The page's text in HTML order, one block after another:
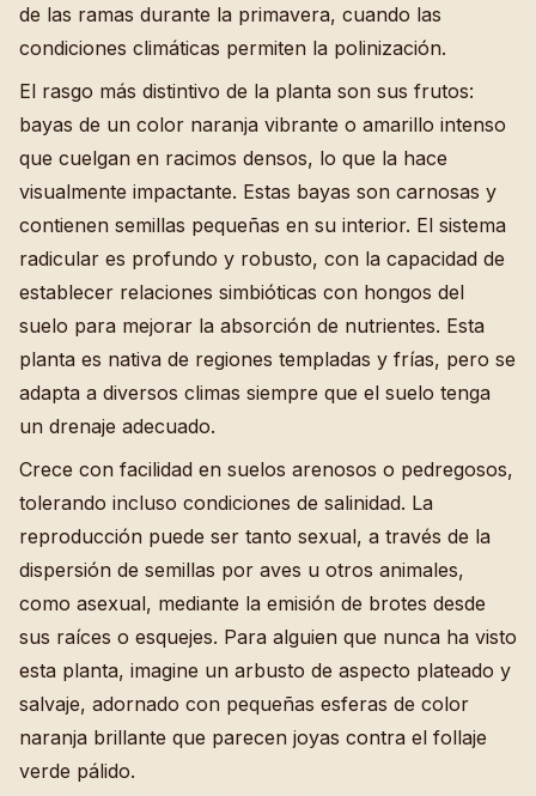
de las ramas durante la primavera, cuando las
condiciones climáticas permiten la polinización.
El rasgo más distintivo de la planta son sus frutos:
bayas de un color naranja vibrante o amarillo intenso
que cuelgan en racimos densos, lo que la hace
visualmente impactante. Estas bayas son carnosas y
contienen semillas pequeñas en su interior. El sistema
radicular es profundo y robusto, con la capacidad de
establecer relaciones simbióticas con hongos del
suelo para mejorar la absorción de nutrientes. Esta
planta es nativa de regiones templadas y frías, pero se
adapta a diversos climas siempre que el suelo tenga
un drenaje adecuado.
Crece con facilidad en suelos arenosos o pedregosos,
tolerando incluso condiciones de salinidad. La
reproducción puede ser tanto sexual, a través de la
dispersión de semillas por aves u otros animales,
como asexual, mediante la emisión de brotes desde
sus raíces o esquejes. Para alguien que nunca ha visto
esta planta, imagine un arbusto de aspecto plateado y
salvaje, adornado con pequeñas esferas de color
naranja brillante que parecen joyas contra el follaje
verde pálido.